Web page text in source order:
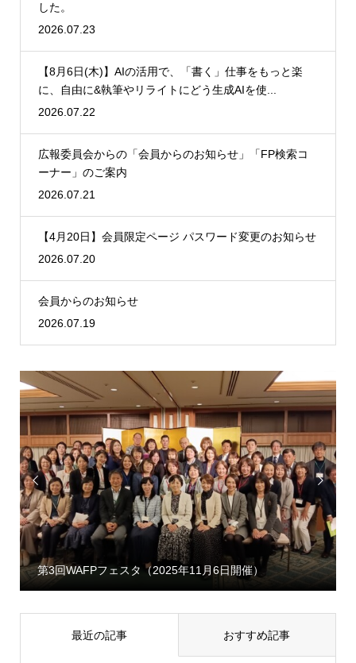
した。
2026.07.23
【8月6日(木)】AIの活用で、「書く」仕事をもっと楽
に、自由に&執筆やリライトにどう生成AIを使...
2026.07.22
広報委員会からの「会員からのお知らせ」「FP検索コ
ーナー」のご案内
2026.07.21
【4月20日】会員限定ページ パスワード変更のお知らせ
2026.07.20
会員からのお知らせ
2026.07.19

第3回WAFPフェスタ（2025年11月6日開催）

最近の記事 おすすめ記事